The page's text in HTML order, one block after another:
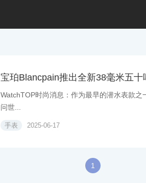
宝珀Blancpain推出全新38毫米五十
WatchTOP时尚消息：作为最早的潜水表款
问世...
手表 2025-06-17
1